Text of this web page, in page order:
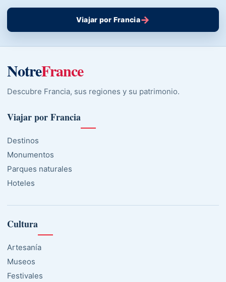
Viajar por Francia→
NotreFrance
Descubre Francia, sus regiones y su patrimonio.
Viajar por Francia
Destinos
Monumentos
Parques naturales
Hoteles
Cultura
Artesanía
Museos
Festivales